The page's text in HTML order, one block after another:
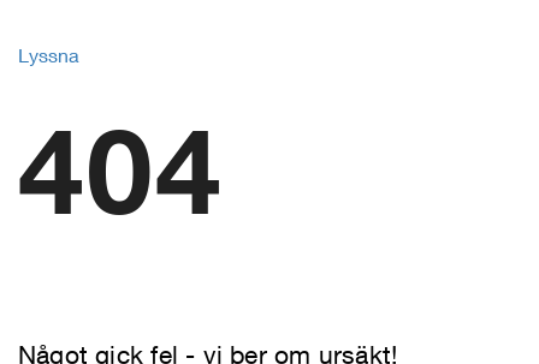
Lyssna
404
Något gick fel - vi ber om ursäkt!